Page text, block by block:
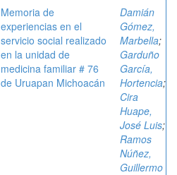
Memoria de
experiencias en el
servicio social realizado
en la unidad de
medicina familiar # 76
de Uruapan Michoacán
Damián
Gómez,
Marbella;
Garduño
García,
Hortencia;
Cira
Huape,
José Luis;
Ramos
Núñez,
Guillermo